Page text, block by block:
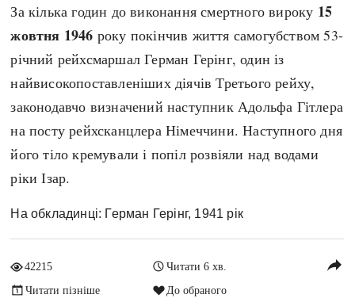
КАРТИ
НОТА БЕНЕ
ПРЯМА МОВА
МОЯ ІСТОРІЯ
Авіація і космонавтика
Архітектура і будівництво
Битви і війни
Катастрофи
Кримінал
Культура і мистецтво
Людина і суспільство
Козацька доба
Україна радянська
Україна незалежна
ЗНО
За кілька годин до виконання смертного вироку 15
жовтня 1946 року покінчив життя самогубством 53-
річний рейхсмаршал Герман Герінг, один із
найвисокопоставленіших діячів Третього рейху,
законодавчо визначений наступник Адольфа Гітлера
на посту рейхсканцлера Німеччини. Наступного дня
його тіло кремували і попіл розвіяли над водами
ріки Ізар.
На обкладинці: Герман Герінг, 1941 рік
42215
Читати 6 хв.
Читати пізніше
До обраного
reply